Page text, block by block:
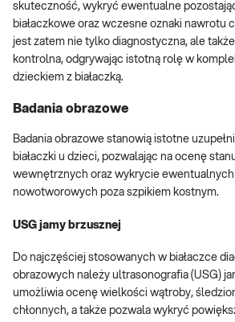
skuteczność, wykryć ewentualne
białaczkowe oraz wczesne oznaki nawrotu
jest zatem nie tylko diagnostyczna, ale
kontrolna, odgrywając istotną rolę w
dzieckiem z białaczką.
Badania obrazowe
Badania obrazowe stanowią istotne
białaczki u dzieci, pozwalając na ocenę
wewnętrznych oraz wykrycie
nowotworowych poza szpikiem kostnym.
USG jamy brzusznej
Do najczęściej stosowanych w białaczce
obrazowych należy ultrasonografia (USG)
umożliwia ocenę wielkości wątroby,
chłonnych, a także pozwala wykryć